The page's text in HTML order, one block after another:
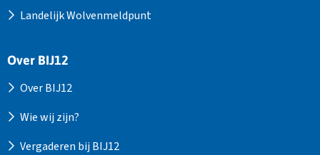
Landelijk Wolvenmeldpunt
Over BIJ12
Over BIJ12
Wie wij zijn?
Vergaderen bij BIJ12